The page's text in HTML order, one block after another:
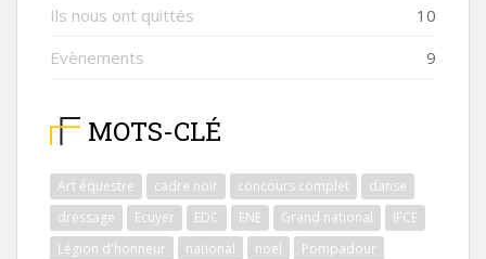
Ils nous ont quittés
10
Evènements
9
MOTS-CLÉ
Art équestre cadre noir concours complet
danse
dressage
Ecuyer EDC ENE Grand national
IFCE
Légion d'honneur
national noël
Pompadour